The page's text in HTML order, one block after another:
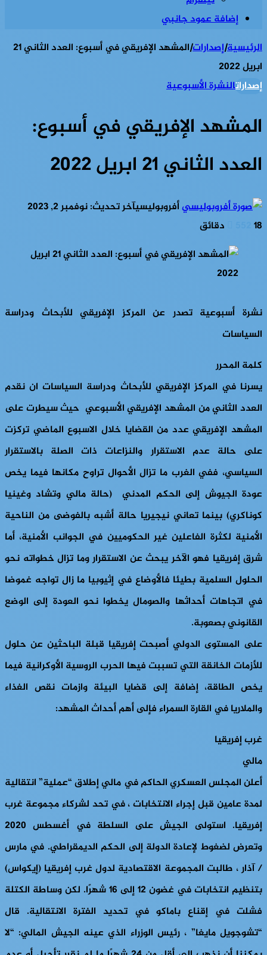
إضافة عمود جانبي
الرئيسية|إصدارات|
المشهد الإفريقي في أسبوع: العدد الثاني 21
ابريل 2022
إصداراتالنشرة الأسبوعية
المشهد الإفريقي في أسبوع:
العدد الثاني 21 ابريل 2022
أفروبوليسيآخر تحديث: نوفمبر 2, 2023
18 دقائق
نشرة أسبوعية تصدر عن المركز الإفريقي للأبحاث ودراسة
السياسات
كلمة المحرر
يسرنا في المركز الإفريقي للأبحاث ودراسة السياسات ان نقدم
العدد الثاني من المشهد الإفريقي الأسبوعي حيث سيطرت على
المشهد الإفريقي عدد من القضايا خلال الاسبوع الماضي تركزت
على حالة عدم الاستقرار والنزاعات ذات الصلة بالاستقرار
السياسي، ففي الغرب ما تزال الأحوال تراوح مكانها فيما يخص
عودة الجيوش إلى الحكم المدني (حالة مالي وتشاد وغينيا
كوناكري) بينما تعاني نيجيريا حالة أشبه بالفوضى من الناحية
الأمنية لكثرة الفاعلين غير الحكوميين في الجوانب الأمنية، أما
شرق إفريقيا فهو الآخر يبحث عن الاستقرار وما تزال خطواته نحو
الحلول السلمية بطيئا فالأوضاع في إثيوبيا ما زال تواجه غموضا
في اتجاهات أحداثها والصومال يخطوا نحو العودة إلى الوضع
القانوني بصعوبة.
على المستوى الدولي أصبحت إفريقيا قبلة الباحثين عن حلول
للأزمات الخانقة التي تسببت فيها الحرب الروسية الأوكرانية فيما
يخص الطاقة، إضافة إلى قضايا البيئة وازمات نقص الغذاء
والملاريا في القارة السمراء فإلى أهم أحداث المشهد:
غرب إفريقيا
مالي
أعلن المجلس العسكري الحاكم في مالي إطلاق “عملية” انتقالية
لمدة عامين قبل إجراء الانتخابات ، في تحد لشركاء مجموعة غرب
إفريقيا. استولى الجيش على السلطة في أغسطس 2020
وتعرض لضغوط لإعادة الدولة إلى الحكم الديمقراطي. في مارس
/ آذار ، طالبت المجموعة الاقتصادية لدول غرب إفريقيا (إيكواس)
بتنظيم انتخابات في غضون 12 إلى 16 شهرًا. لكن وساطة الكتلة
فشلت في إقناع باماكو في تحديد الفترة الانتقالية. قال
“تشوجويل مايغا” ، رئيس الوزراء الذي عينه الجيش المالي: “لا